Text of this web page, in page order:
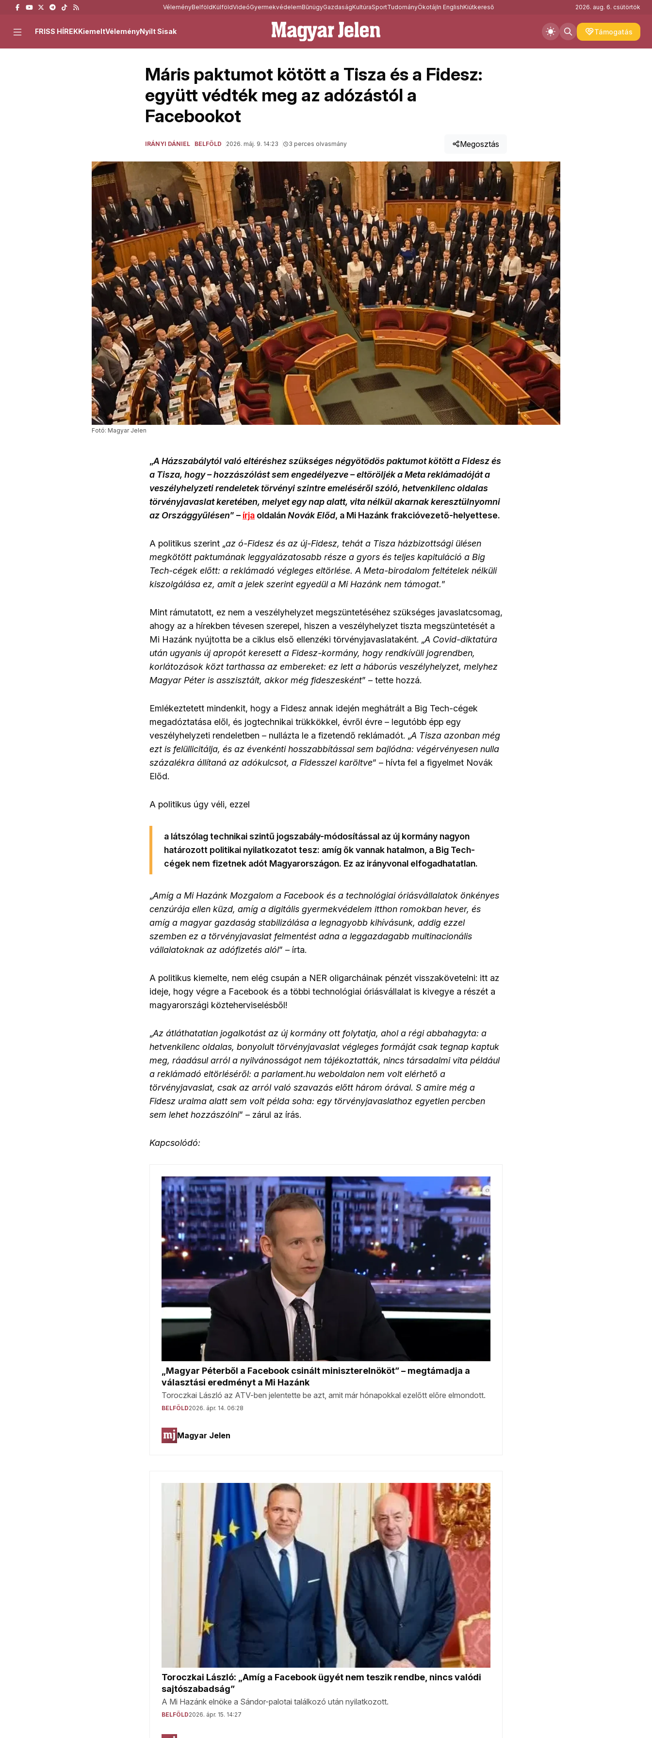
VéleményBelföldKülföldVideóGyermekvédelemBűnügyGazdaságKultúraSportTudományÖkotájIn EnglishKiútkereső 2026. aug. 6. csütörtök
Támogatás
FRISS HÍREKKiemeltVéleményNyílt Sisak
Máris paktumot kötött a Tisza és a Fidesz:
együtt védték meg az adózástól a
Facebookot
IRÁNYI DÁNIEL BELFÖLD 2026. máj. 9. 14:23 3 perces olvasmány Megosztás
Fotó: Magyar Jelen
„A Házszabálytól való eltéréshez szükséges négyötödös paktumot kötött a Fidesz és
a Tisza, hogy – hozzászólást sem engedélyezve – eltöröljék a Meta reklámadóját a
veszélyhelyzeti rendeletek törvényi szintre emeléséről szóló, hetvenkilenc oldalas
törvényjavaslat keretében, melyet egy nap alatt, vita nélkül akarnak keresztülnyomni
az Országgyűlésen” – írja oldalánNovák Előd, a Mi Hazánk frakcióvezető-helyettese.
A politikus szerint „az ó-Fidesz és az új-Fidesz, tehát a Tisza házbizottsági ülésen
megkötött paktumának leggyalázatosabb része a gyors és teljes kapituláció a Big
Tech-cégek előtt: a reklámadó végleges eltörlése. A Meta-birodalom feltételek nélküli
kiszolgálása ez, amit a jelek szerint egyedül a Mi Hazánk nem támogat.”
Mint rámutatott, ez nem a veszélyhelyzet megszüntetéséhez szükséges javaslatcsomag,
ahogy az a hírekben tévesen szerepel, hiszen a veszélyhelyzet tiszta megszüntetését a
Mi Hazánk nyújtotta be a ciklus első ellenzéki törvényjavaslataként. „A Covid-diktatúra
után ugyanis új apropót keresett a Fidesz-kormány, hogy rendkívüli jogrendben,
korlátozások közt tarthassa az embereket: ez lett a háborús veszélyhelyzet, melyhez
Magyar Péter is asszisztált, akkor még fideszesként” – tette hozzá.
Emlékeztetett mindenkit, hogy a Fidesz annak idején meghátrált a Big Tech-cégek
megadóztatása elől, és jogtechnikai trükkökkel, évről évre – legutóbb épp egy
veszélyhelyzeti rendeletben – nullázta le a fizetendő reklámadót. „A Tisza azonban még
ezt is felüllicitálja, és az évenkénti hosszabbítással sem bajlódna: végérvényesen nulla
százalékra állítaná az adókulcsot, a Fidesszel karöltve” – hívta fel a figyelmet Novák
Előd.
A politikus úgy véli, ezzel
a látszólag technikai szintű jogszabály-módosítással az új kormány nagyon
határozott politikai nyilatkozatot tesz: amíg ők vannak hatalmon, a Big Tech-
cégek nem fizetnek adót Magyarországon. Ez az irányvonal elfogadhatatlan.
„Amíg a Mi Hazánk Mozgalom a Facebook és a technológiai óriásvállalatok önkényes
cenzúrája ellen küzd, amíg a digitális gyermekvédelem itthon romokban hever, és
amíg a magyar gazdaság stabilizálása a legnagyobb kihívásunk, addig ezzel
szemben ez a törvényjavaslat felmentést adna a leggazdagabb multinacionális
vállalatoknak az adófizetés alól” – írta.
A politikus kiemelte, nem elég csupán a NER oligarcháinak pénzét visszakövetelni: itt az
ideje, hogy végre a Facebook és a többi technológiai óriásvállalat is kivegye a részét a
magyarországi közteherviselésből!
„Az átláthatatlan jogalkotást az új kormány ott folytatja, ahol a régi abbahagyta: a
hetvenkilenc oldalas, bonyolult törvényjavaslat végleges formáját csak tegnap kaptuk
meg, ráadásul arról a nyilvánosságot nem tájékoztatták, nincs társadalmi vita például
a reklámadó eltörléséről: a parlament.hu weboldalon nem volt elérhető a
törvényjavaslat, csak az arról való szavazás előtt három órával. S amire még a
Fidesz uralma alatt sem volt példa soha: egy törvényjavaslathoz egyetlen percben
sem lehet hozzászólni” – zárul az írás.
Kapcsolódó: